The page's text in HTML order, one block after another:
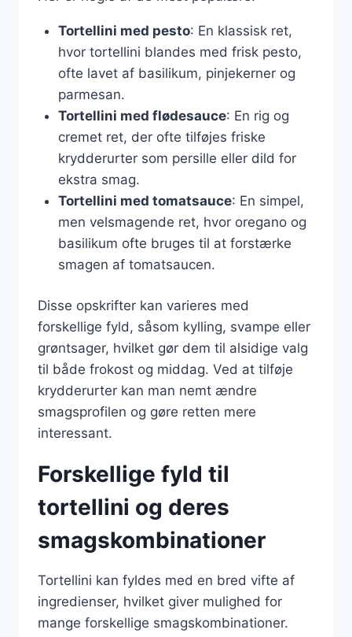
Tortellini med pesto: En klassisk ret,
hvor tortellini blandes med frisk pesto,
ofte lavet af basilikum, pinjekerner og
parmesan.
Tortellini med flødesauce: En rig og
cremet ret, der ofte tilføjes friske
krydderurter som persille eller dild for
ekstra smag.
Tortellini med tomatsauce: En simpel,
men velsmagende ret, hvor oregano og
basilikum ofte bruges til at forstærke
smagen af tomatsaucen.
Disse opskrifter kan varieres med
forskellige fyld, såsom kylling, svampe eller
grøntsager, hvilket gør dem til alsidige valg
til både frokost og middag. Ved at tilføje
krydderurter kan man nemt ændre
smagsprofilen og gøre retten mere
interessant.
Forskellige fyld til
tortellini og deres
smagskombinationer
Tortellini kan fyldes med en bred vifte af
ingredienser, hvilket giver mulighed for
mange forskellige smagskombinationer.